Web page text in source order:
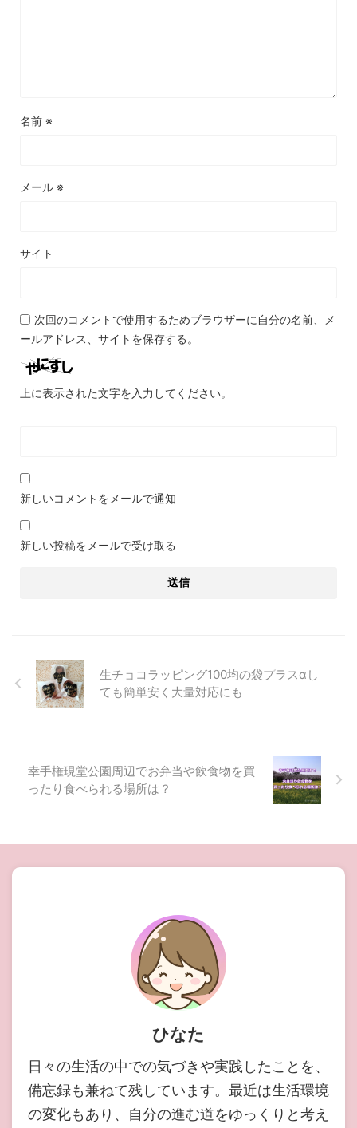
名前 ※
メール ※
サイト
次回のコメントで使用するためブラウザーに自分の名前、メ
ールアドレス、サイトを保存する。
上に表示された文字を入力してください。
新しいコメントをメールで通知
新しい投稿をメールで受け取る
生チョコラッピング100均の袋プラスαし
ても簡単安く大量対応にも
幸手権現堂公園周辺でお弁当や飲食物を買
ったり食べられる場所は？
ひなた
日々の生活の中での気づきや実践したことを、
備忘録も兼ねて残しています。最近は生活環境
の変化もあり、自分の進む道をゆっくりと考え